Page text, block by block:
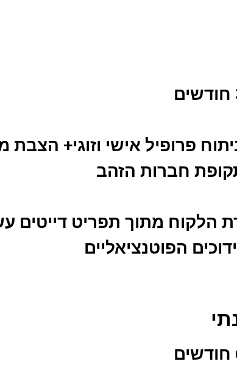
פרופיל אישי וזוגי+ הצבת
תקופת חברות הזהב
הלקוח מתוך תפריט דייטים
הפוטנציאליים